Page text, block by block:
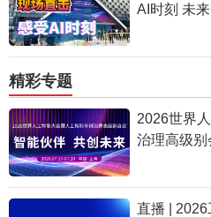
AI时刻 未来
精彩专题
2026世界
治理高级别
直播 |